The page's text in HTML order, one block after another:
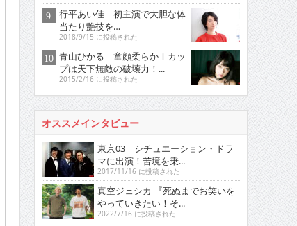
行平あい佳 初主演で大胆な体
当たり艶技を…
2018/9/15 に投稿された
青山ひかる 童顔柔らかＩカッ
プは天下無敵の破壊力！...
2015/2/16 に投稿された
オススメインタビュー
東京03 シチュエーション・ドラ
マに出演！苦境を乗...
2017/11/16 に投稿された
真空ジェシカ 『死ぬまでお笑いを
やっていきたい！そ...
2022/7/16 に投稿された